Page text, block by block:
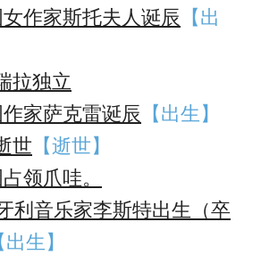
作家斯托夫人诞辰 【出
拉独立
家萨克雷诞辰 【出生】
世 【逝世】
领爪哇。
利音乐家李斯特出生（卒
出生】